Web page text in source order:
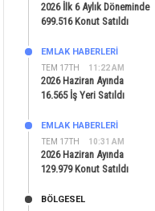
2026 İlk 6 Aylık Döneminde
699.516 Konut Satıldı
TEM 17TH 11:22 AM
EMLAK HABERLERI
2026 Haziran Ayında
16.565 İş Yeri Satıldı
TEM 17TH 10:31 AM
EMLAK HABERLERI
2026 Haziran Ayında
129.979 Konut Satıldı
BÖLGESEL